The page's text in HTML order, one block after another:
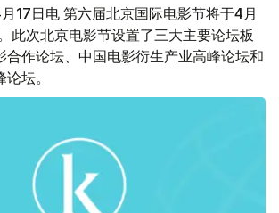
17日电 第六届北京国际电影节将于4月
此次北京电影节设置了三大主要论坛板
合作论坛、中国电影衍生产业高峰论坛和
坛。